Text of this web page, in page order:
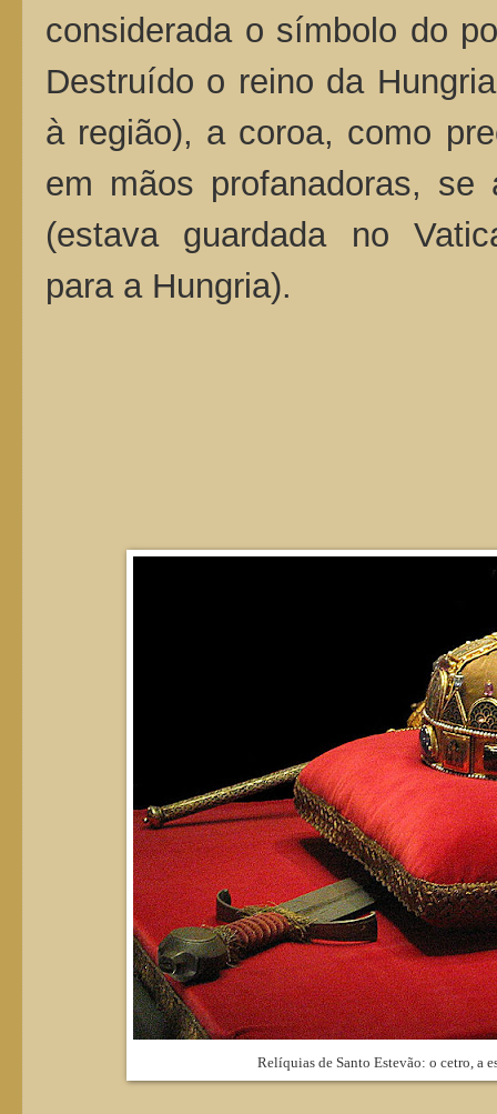
considerada o símbolo do
Destruído o reino da
à região), a coroa, como
em mãos profanadoras, se
(estava guardada no
para a Hungria).
Relíquias de Santo Estevão: o cetro, a